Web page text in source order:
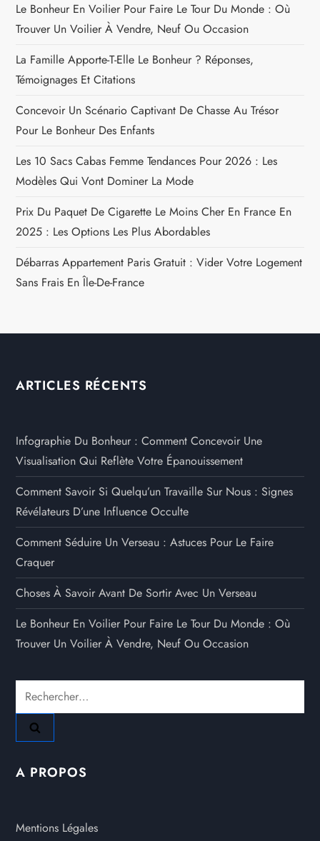
Le Bonheur En Voilier Pour Faire Le Tour Du Monde : Où
Trouver Un Voilier À Vendre, Neuf Ou Occasion
La Famille Apporte-T-Elle Le Bonheur ? Réponses,
Témoignages Et Citations
Concevoir Un Scénario Captivant De Chasse Au Trésor
Pour Le Bonheur Des Enfants
Les 10 Sacs Cabas Femme Tendances Pour 2026 : Les
Modèles Qui Vont Dominer La Mode
Prix Du Paquet De Cigarette Le Moins Cher En France En
2025 : Les Options Les Plus Abordables
Débarras Appartement Paris Gratuit : Vider Votre Logement
Sans Frais En Île-De-France
ARTICLES RÉCENTS
Infographie Du Bonheur : Comment Concevoir Une
Visualisation Qui Reflète Votre Épanouissement
Comment Savoir Si Quelqu’un Travaille Sur Nous : Signes
Révélateurs D’une Influence Occulte
Comment Séduire Un Verseau : Astuces Pour Le Faire
Craquer
Choses À Savoir Avant De Sortir Avec Un Verseau
Le Bonheur En Voilier Pour Faire Le Tour Du Monde : Où
Trouver Un Voilier À Vendre, Neuf Ou Occasion
Rechercher :
A PROPOS
Mentions Légales